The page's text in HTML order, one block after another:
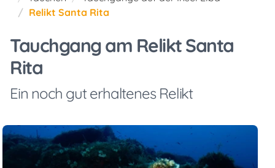
Relikt Santa Rita
Tauchgang am Relikt Santa
Rita
Ein noch gut erhaltenes Relikt